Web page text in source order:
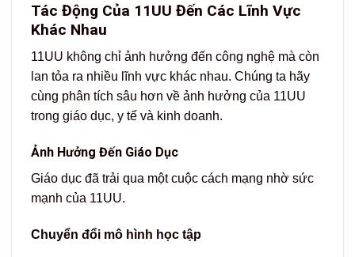
Tác Động Của 11UU Đến Các Lĩnh Vực
Khác Nhau
11UU không chỉ ảnh hưởng đến công nghệ mà còn
lan tỏa ra nhiều lĩnh vực khác nhau. Chúng ta hãy
cùng phân tích sâu hơn về ảnh hưởng của 11UU
trong giáo dục, y tế và kinh doanh.
Ảnh Hưởng Đến Giáo Dục
Giáo dục đã trải qua một cuộc cách mạng nhờ sức
mạnh của 11UU.
Chuyển đổi mô hình học tập